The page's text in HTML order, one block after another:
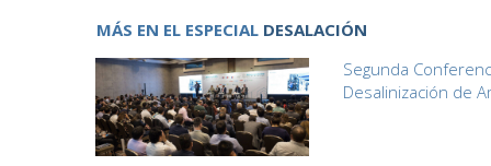
MÁS EN EL ESPECIAL DESALACIÓN
Segunda
Desalinización de